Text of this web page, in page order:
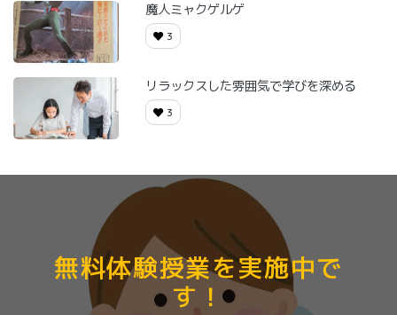
魔人ミャクゲルゲ
3
リラックスした雰囲気で学びを深める
3
無料体験授業を実施中で
す！